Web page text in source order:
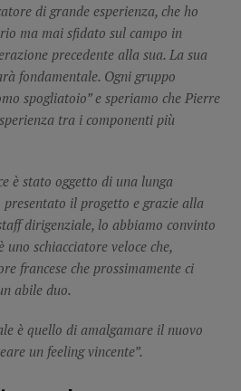
di grande esperienza, che ho
ma mai sfidato sul campo in
precedente alla sua. La sua
fondamentale. Ogni gruppo
spogliatoio” e speriamo che Pierre
tra i componenti più
è stato oggetto di una lunga
il progetto e grazie alla
dirigenziale, lo abbiamo convinto
uno schiacciatore veloce che,
francese che prossimamente ci
abile duo.
è quello di amalgamare il nuovo
un feeling vincente”.